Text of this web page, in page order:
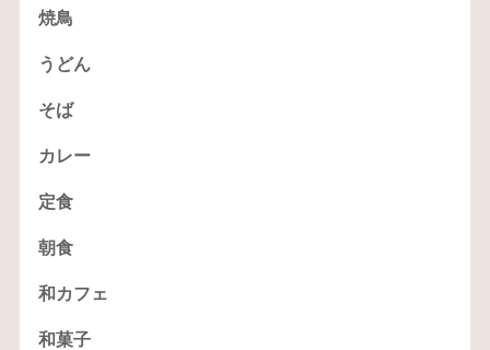
焼鳥
うどん
そば
カレー
定食
朝食
和カフェ
和菓子